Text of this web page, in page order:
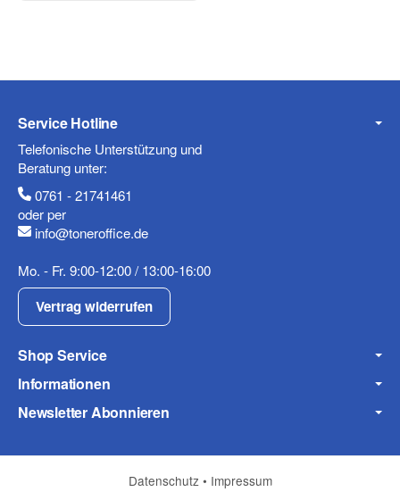
Service Hotline
Telefonische Unterstützung und
Beratung unter:
0761 - 21741461
oder per
info@toneroffice.de
Mo. - Fr. 9:00-12:00 / 13:00-16:00
Vertrag widerrufen
Shop Service
Informationen
Newsletter Abonnieren
Datenschutz • Impressum